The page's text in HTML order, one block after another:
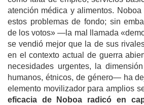
atención médica y alimentos.
estos problemas de fondo; sin
de los votos» —la mal llamada
se vendió mejor que la de sus
en el contexto actual de guerra
necesidades urgentes, la
humanos, étnicos, de género— ha
elemento movilizador para amplios
eficacia de Noboa radicó en